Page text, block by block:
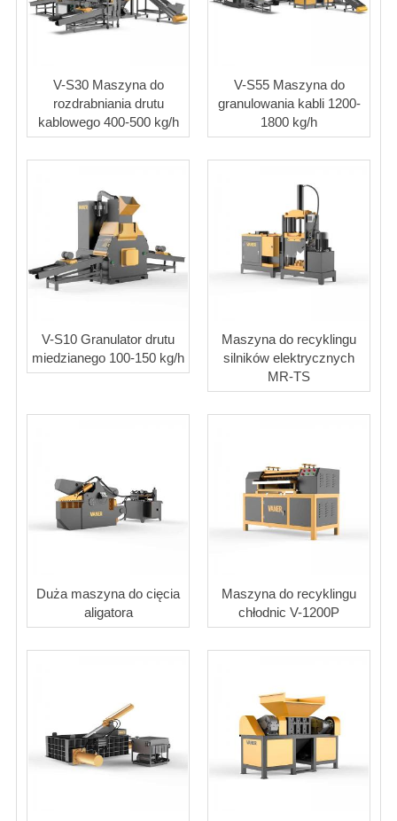
V-S30 Maszyna do
rozdrabniania drutu
kablowego 400-500 kg/h
V-S55 Maszyna do
granulowania kabli 1200-
1800 kg/h
V-S10 Granulator drutu
miedzianego 100-150 kg/h
Maszyna do recyklingu
silników elektrycznych
MR-TS
Duża maszyna do cięcia
aligatora
Maszyna do recyklingu
chłodnic V-1200P